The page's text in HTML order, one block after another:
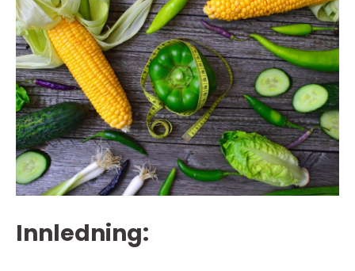
Innledning: